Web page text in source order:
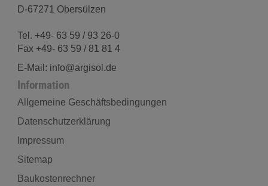
D-67271 Obersülzen
Tel. +49- 63 59 / 93 26-0
Fax +49- 63 59 / 81 81 4
E-Mail: info@argisol.de
Information
Allgemeine Geschäftsbedingungen
Datenschutzerklärung
Impressum
Sitemap
Baukostenrechner